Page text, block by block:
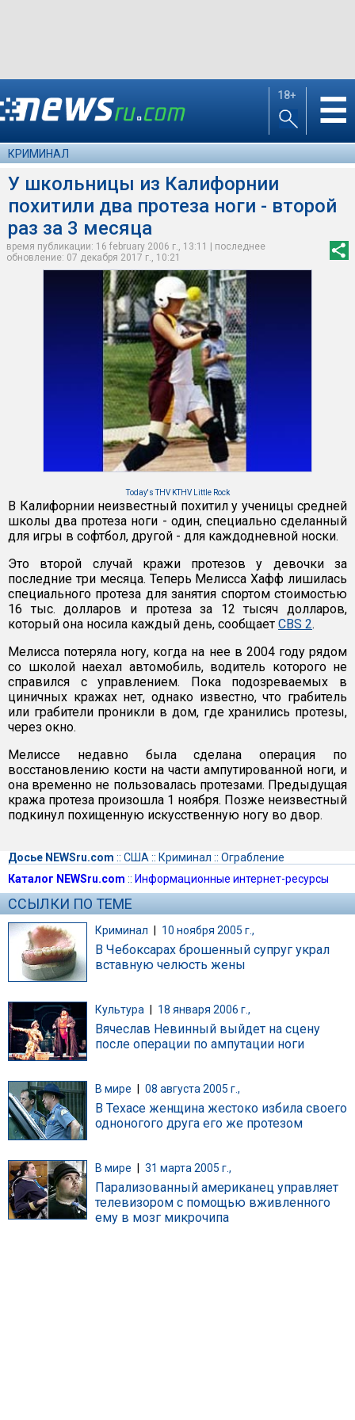
18+ ☰
КРИМИНАЛ
У школьницы из Калифорнии
похитили два протеза ноги - второй
раз за 3 месяца
время публикации: 16 february 2006 г., 13:11 | последнее
обновление: 07 декабря 2017 г., 10:21
Today's THV KTHV Little Rock
В Калифорнии неизвестный похитил у ученицы средней
школы два протеза ноги - один, специально сделанный
для игры в софтбол, другой - для каждодневной носки.
Это второй случай кражи протезов у девочки за
последние три месяца. Теперь Мелисса Хафф лишилась
специального протеза для занятия спортом стоимостью
16 тыс. долларов и протеза за 12 тысяч долларов,
который она носила каждый день, сообщает CBS 2.
Мелисса потеряла ногу, когда на нее в 2004 году рядом
со школой наехал автомобиль, водитель которого не
справился с управлением. Пока подозреваемых в
циничных кражах нет, однако известно, что грабитель
или грабители проникли в дом, где хранились протезы,
через окно.
Мелиссе недавно была сделана операция по
восстановлению кости на части ампутированной ноги, и
она временно не пользовалась протезами. Предыдущая
кража протеза произошла 1 ноября. Позже неизвестный
подкинул похищенную искусственную ногу во двор.
Досье NEWSru.com :: США :: Криминал :: Ограбление
Каталог NEWSru.com :: Информационные интернет-ресурсы
ССЫЛКИ ПО ТЕМЕ
Криминал | 10 ноября 2005 г.,
В Чебоксарах брошенный супруг украл
вставную челюсть жены
Культура 18 января 2006 г.,
Вячеслав Невинный выйдет на сцену
после операции по ампутации ноги
В мире 08 августа 2005 г.,
В Техасе женщина жестоко избила своего
одноногого друга его же протезом
В мире 31 марта 2005 г.,
Парализованный американец управляет
телевизором с помощью вживленного
ему в мозг микрочипа